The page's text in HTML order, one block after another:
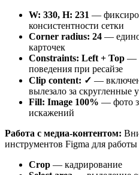
W: 330, H: 231 —
консистентности сетки
Corner radius: 24 —
карточек
Constraints: Left + Top —
поведения при ресайзе
Clip content: ✓ —
вылезало за скругленные
Fill: Image 100% — фото
искажений
Работа с медиа-контентом:
инструментов Figma для
Crop — кадрирование